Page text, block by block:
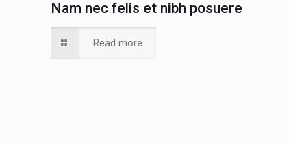
Nam nec felis et nibh posuere
Read more